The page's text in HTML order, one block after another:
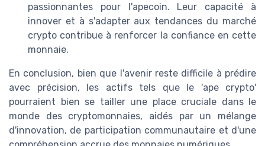
passionnantes pour l'apecoin. Leur capacité à
innover et à s'adapter aux tendances du marché
crypto contribue à renforcer la confiance en cette
monnaie.
En conclusion, bien que l'avenir reste difficile à prédire
avec précision, les actifs tels que le 'ape crypto'
pourraient bien se tailler une place cruciale dans le
monde des cryptomonnaies, aidés par un mélange
d'innovation, de participation communautaire et d'une